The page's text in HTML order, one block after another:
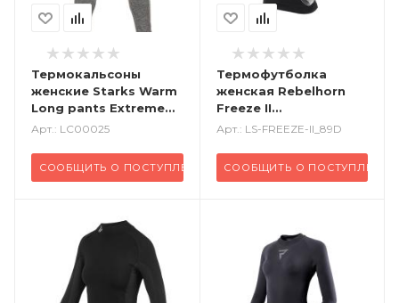
Термокальсоны
женские Starks Warm
Long pants Extreme
черный серый
Арт.: LC00025
СООБЩИТЬ О ПОСТУПЛЕНИИ
Термофутболка
женская Rebelhorn
Freeze II
камуфляжный
Арт.: LS-FREEZE-II_89D
СООБЩИТЬ О ПОСТУПЛЕНИИ